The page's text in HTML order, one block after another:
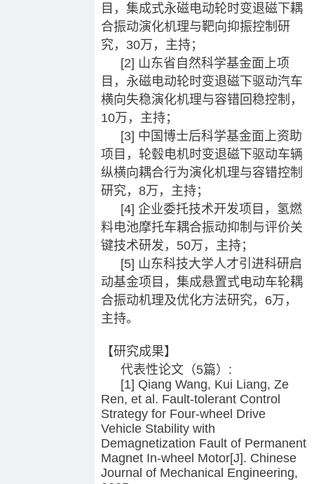
目，集成式永磁电动轮时变退磁下耦
合振动演化机理与靶向抑振控制研
究，30万，主持；
[2] 山东省自然科学基金面上项
目，永磁电动轮时变退磁下驱动汽车
横向失稳演化机理与容错回稳控制，
10万，主持；
[3] 中国博士后科学基金面上资助
项目，轮毂电机时变退磁下驱动车辆
纵横向耦合行为演化机理与容错控制
研究，8万，主持；
[4] 企业委托技术开发项目，氢燃
料电池摩托车耦合振动抑制与评价关
键技术研发，50万，主持；
[5] 山东科技大学人才引进科研启
动基金项目，集成悬置式电动车轮耦
合振动机理及优化方法研究，6万，
主持。
【研究成果】
代表性论文（5篇）:
[1] Qiang Wang, Kui Liang, Ze
Ren, et al. Fault-tolerant Control
Strategy for Four-wheel Drive
Vehicle Stability with
Demagnetization Fault of Permanent
Magnet In-wheel Motor[J]. Chinese
Journal of Mechanical Engineering,